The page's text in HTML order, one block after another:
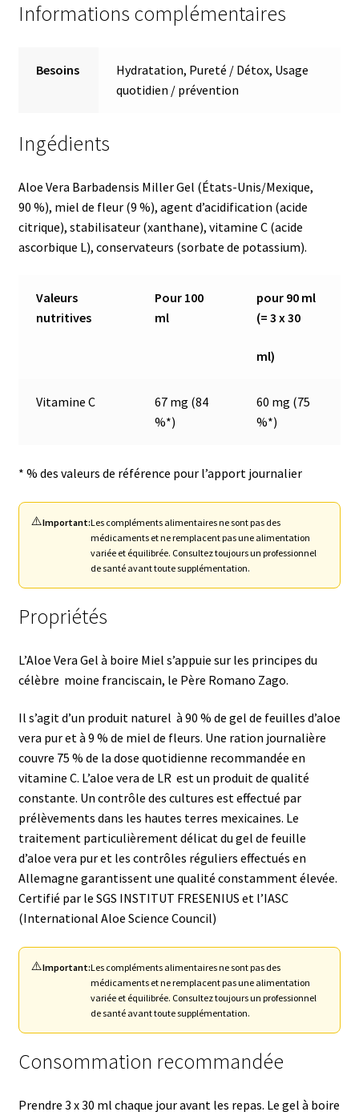
Informations complémentaires
Besoins
Hydratation, Pureté / Détox, Usage
quotidien / prévention
Ingédients
Aloe Vera Barbadensis Miller Gel (États-Unis/Mexique,
90 %), miel de fleur (9 %), agent d’acidification (acide
citrique), stabilisateur (xanthane), vitamine C (acide
ascorbique L), conservateurs (sorbate de potassium).
Valeurs
nutritives
Pour 100
ml
pour 90 ml
(= 3 x 30
ml)
Vitamine C
67 mg (84
%*)
60 mg (75
%*)
* % des valeurs de référence pour l’apport journalier
⚠️Important:Les compléments alimentaires ne sont pas des
médicaments et ne remplacent pas une alimentation
variée et équilibrée. Consultez toujours un professionnel
de santé avant toute supplémentation.
Propriétés
L’Aloe Vera Gel à boire Miel s’appuie sur les principes du
célèbre moine franciscain, le Père Romano Zago.
Il s’agit d’un produit naturel à 90 % de gel de feuilles d’aloe
vera pur et à 9 % de miel de fleurs. Une ration journalière
couvre 75 % de la dose quotidienne recommandée en
vitamine C. L’aloe vera de LR est un produit de qualité
constante. Un contrôle des cultures est effectué par
prélèvements dans les hautes terres mexicaines. Le
traitement particulièrement délicat du gel de feuille
d’aloe vera pur et les contrôles réguliers effectués en
Allemagne garantissent une qualité constamment élevée.
Certifié par le SGS INSTITUT FRESENIUS et l’IASC
(International Aloe Science Council)
⚠️Important:Les compléments alimentaires ne sont pas des
médicaments et ne remplacent pas une alimentation
variée et équilibrée. Consultez toujours un professionnel
de santé avant toute supplémentation.
Consommation recommandée
Prendre 3 x 30 ml chaque jour avant les repas. Le gel à boire